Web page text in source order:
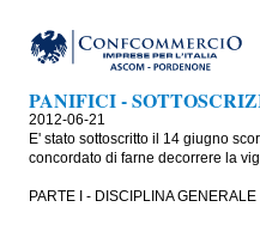
PANIFICI -
2012-06-21
E' stato sottoscritto il 14 giugno
concordato di farne decorrere la
PARTE I - DISCIPLINA GENERALE